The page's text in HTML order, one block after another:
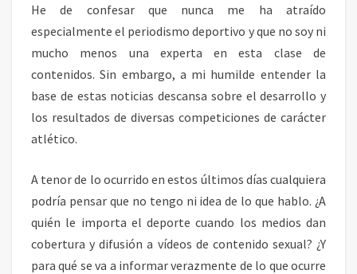
S
M
O
Y
E
N
R
S
He de confesar que nunca me ha atraído
especialmente el periodismo deportivo y que no soy ni
mucho menos una experta en esta clase de
contenidos. Sin embargo, a mi humilde entender la
base de estas noticias descansa sobre el desarrollo y
los resultados de diversas competiciones de carácter
atlético.
A tenor de lo ocurrido en estos últimos días cualquiera
podría pensar que no tengo ni idea de lo que hablo. ¿A
quién le importa el deporte cuando los medios dan
cobertura y difusión a vídeos de contenido sexual? ¿Y
para qué se va a informar verazmente de lo que ocurre